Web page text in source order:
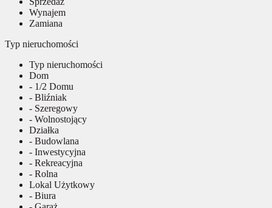
Wynajem
Zamiana
Typ nieruchomości
Typ nieruchomości
Dom
- 1/2 Domu
- Bliźniak
- Szeregowy
- Wolnostojący
Działka
- Budowlana
- Inwestycyjna
- Rekreacyjna
- Rolna
Lokal Użytkowy
- Biura